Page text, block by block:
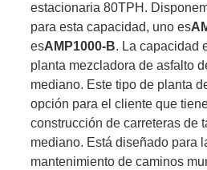
estacionaria 80TPH.
para esta capacidad, uno es
esAMP1000-B. La capacidad
planta mezcladora de asfalto
mediano. Este tipo de planta
opción para el cliente que
construcción de carreteras de
mediano. Está diseñado para
mantenimiento de caminos